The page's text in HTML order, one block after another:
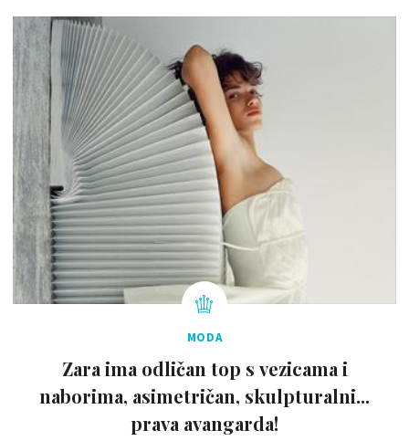
MODA
Zara ima odličan top s vezicama i
naborima, asimetričan, skulpturalni...
prava avangarda!